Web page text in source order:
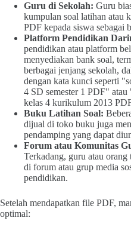
Guru di Sekolah: Guru
kumpulan soal latihan atau
PDF kepada siswa sebagai
Platform Pendidikan
pendidikan atau platform
menyediakan bank soal,
berbagai jenjang sekolah,
dengan kata kunci seperti
4 SD semester 1 PDF"
kelas 4 kurikulum 2013
Buku Latihan Soal:
dijual di toko buku juga
pendamping yang dapat
Forum atau Komunitas
Terkadang, guru atau
di forum atau grup media
pendidikan.
Setelah mendapatkan file PDF,
optimal: